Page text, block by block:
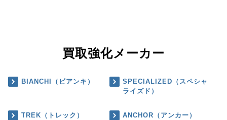
買取強化メーカー
BIANCHI（ビアンキ）
SPECIALIZED（スペシャ
ライズド）
TREK（トレック） ANCHOR（アンカー）